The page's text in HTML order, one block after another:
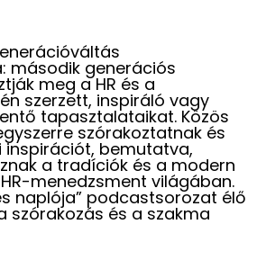
második generációs
meg a HR és a
szerzett, inspiráló vagy
tapasztalataikat. Közös
szórakoztatnak és
inspirációt, bemutatva,
a tradíciók és a modern
menedzsment világában.
naplója” podcastsorozat élő
szórakozás és a szakma